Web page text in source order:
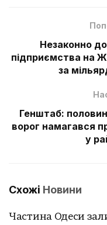
Незаконно
підприємства на
за
Генштаб:
ворог намагався
у
Схожі Новини
Частина Одеси